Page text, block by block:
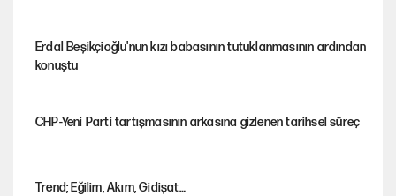
Erdal Beşikçioğlu'nun kızı babasının tutuklanmasının ardından
konuştu
CHP-Yeni Parti tartışmasının arkasına gizlenen tarihsel süreç
Trend; Eğilim, Akım, Gidişat…